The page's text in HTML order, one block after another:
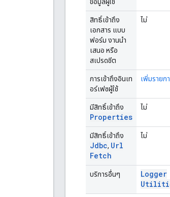
สิทธิ์เข้าถึง
เอกสาร แบบ
ฟอร์ม งานนำ
เสนอ หรือ
สเปรดชีต
ไม่
การเข้าถึงอินเท
อร์เฟซผู้ใช้
เพิ่มรายก
มีสิทธิ์เข้าถึง
Properties
ไม่
มีสิทธิ์เข้าถึง
Jdbc, Url
Fetch
ไม่
บริการอื่นๆ
Logger